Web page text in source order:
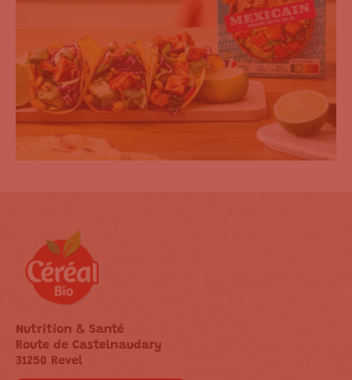
Nutrition & Santé
Route de Castelnaudary
31250 Revel